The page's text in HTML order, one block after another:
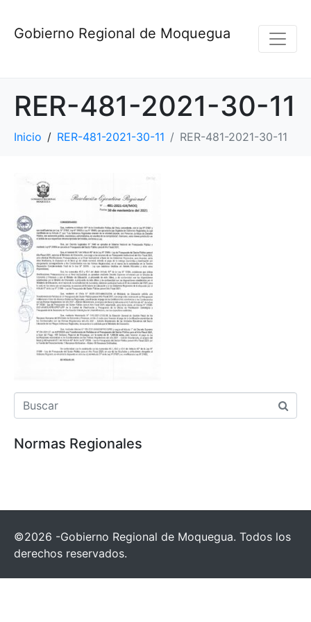
Gobierno Regional de Moquegua
RER-481-2021-30-11
Inicio RER-481-2021-30-11 RER-481-2021-30-11
Normas Regionales
©2026 -Gobierno Regional de Moquegua. Todos los
derechos reservados.